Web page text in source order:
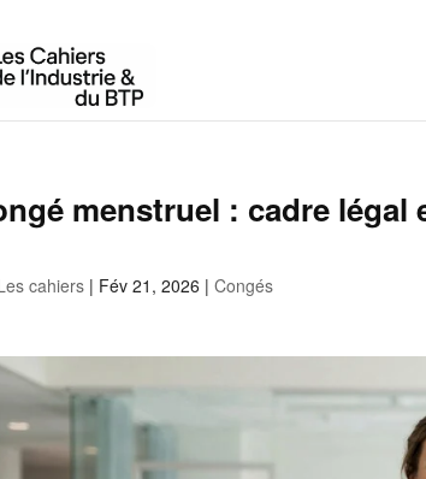
menstruel : cadre légal
cahiers | Fév 21, 2026 |Congés